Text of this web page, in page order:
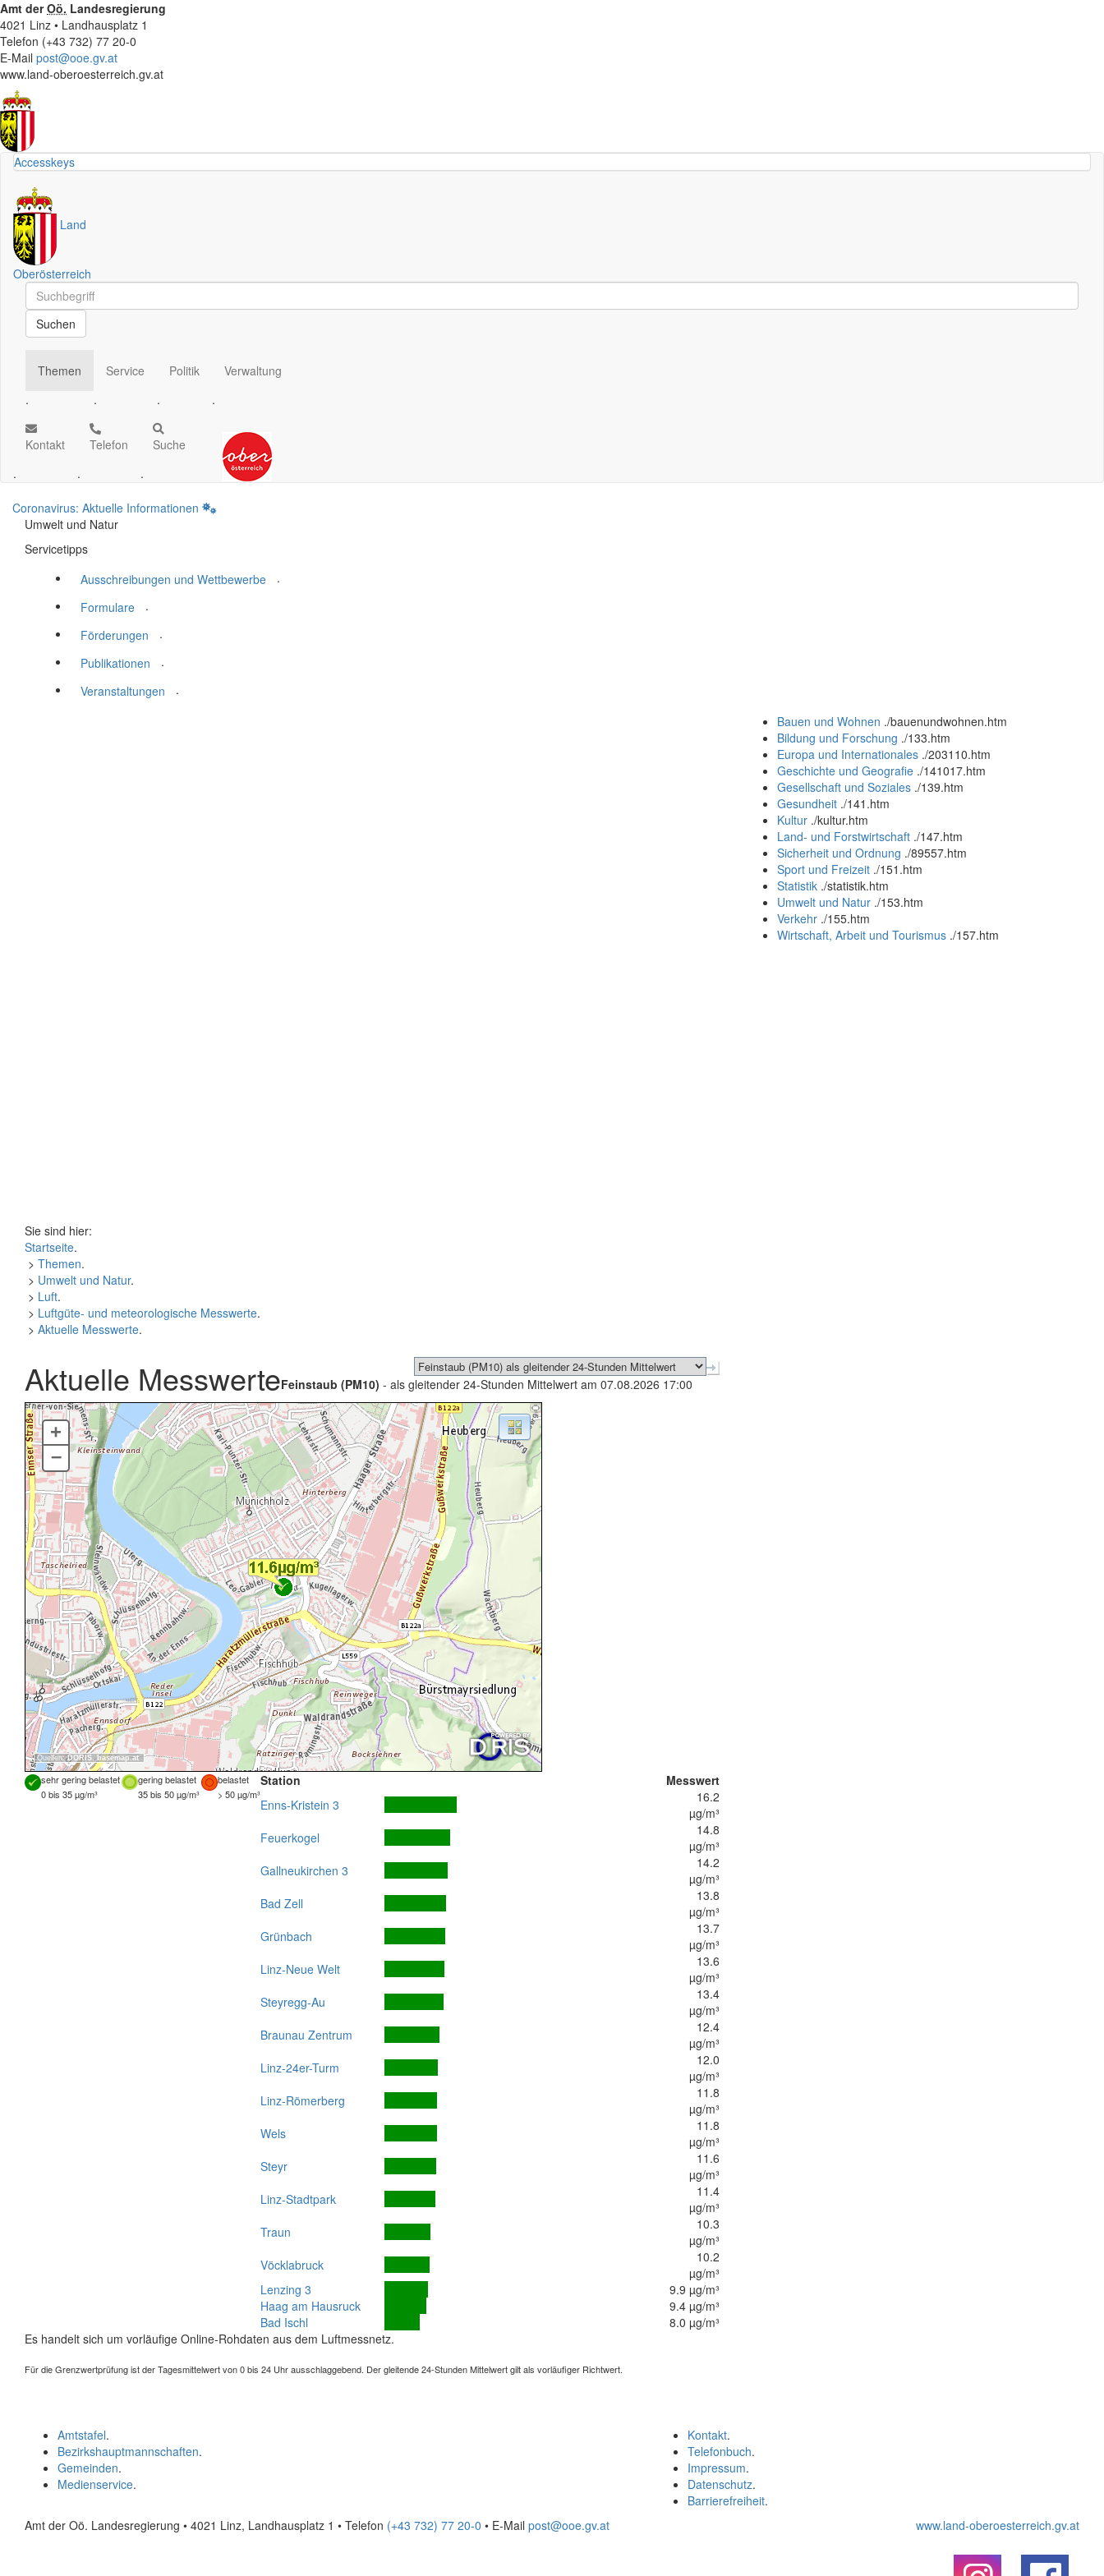
Amt derOö. Landesregierung
4021 Linz • Landhausplatz 1
Telefon (+43 732) 77 20-0
E-Mail post@ooe.gv.at
www.land-oberoesterreich.gv.at
Accesskeys
Land
Oberösterreich
Schnellsuche
Schnellsuche
Suchen
Themen
.
Service
.
Politik
.
Verwaltung
.
Kontakt
.
Telefon
.
Suche
.
Coronavirus: Aktuelle Informationen
Umwelt und Natur
Servicetipps
Ausschreibungen und Wettbewerbe
.
Formulare
.
Förderungen
.
Publikationen
.
Veranstaltungen
.
Bauen und Wohnen ./bauenundwohnen.htm
Bildung und Forschung ./133.htm
Europa und Internationales ./203110.htm
Geschichte und Geografie ./141017.htm
Gesellschaft und Soziales ./139.htm
Gesundheit ./141.htm
Kultur ./kultur.htm
Land- und Forstwirtschaft ./147.htm
Sicherheit und Ordnung ./89557.htm
Sport und Freizeit ./151.htm
Statistik ./statistik.htm
Umwelt und Natur ./153.htm
Verkehr ./155.htm
Wirtschaft, Arbeit und Tourismus ./157.htm
Sie sind hier:
Startseite.
> Themen.
> Umwelt und Natur.
> Luft.
> Luftgüte- und meteorologische Messwerte.
> Aktuelle Messwerte.
Aktuelle MesswerteFeinstaub (PM10) - als gleitender 24-Stunden Mittelwert am 07.08.2026 17:00
Quellen:DORIS, basemap.at
+
–
sehr gering belastet gering belastet
belastet
0 bis 35 µg/m³
35 bis 50 µg/m³ > 50 µg/m³
Station
Messwert
Enns-Kristein 3
16.2
µg/m³
Feuerkogel
14.8
µg/m³
Gallneukirchen 3
14.2
µg/m³
Bad Zell
13.8
µg/m³
Grünbach
13.7
µg/m³
Linz-Neue Welt
13.6
µg/m³
Steyregg-Au
13.4
µg/m³
Braunau Zentrum
12.4
µg/m³
Linz-24er-Turm
12.0
µg/m³
Linz-Römerberg
11.8
µg/m³
Wels
11.8
µg/m³
Steyr
11.6
µg/m³
Linz-Stadtpark
11.4
µg/m³
Traun
10.3
µg/m³
Vöcklabruck
10.2
µg/m³
Lenzing 3
9.9 µg/m³
Haag am Hausruck
9.4 µg/m³
Bad Ischl
8.0 µg/m³
Es handelt sich um vorläufige Online-Rohdaten aus dem Luftmessnetz.
Für die Grenzwertprüfung ist der Tagesmittelwert von 0 bis 24 Uhr ausschlaggebend. Der gleitende 24-Stunden Mittelwert gilt als vorläufiger Richtwert.
Kontakt.
Telefonbuch.
Impressum.
Datenschutz.
Barrierefreiheit.
Amtstafel.
Bezirkshauptmannschaften.
Gemeinden.
Medienservice.
Amt der Oö. Landesregierung • 4021 Linz, Landhausplatz 1 • Telefon (+43 732) 77 20-0 • E-Mail post@ooe.gv.at www.land-oberoesterreich.gv.at